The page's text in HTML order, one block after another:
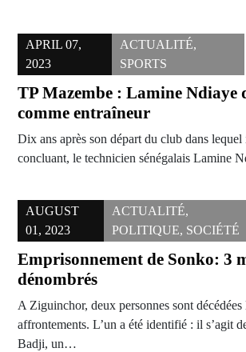
APRIL 07,
2023
ACTUALITÉ,
SPORTS
TP Mazembe : Lamine Ndiaye
comme entraîneur
Dix ans après son départ du club dans
concluant, le technicien sénégalais Lamine
AUGUST
01, 2023
ACTUALITÉ,
POLITIQUE, SOCIÉTÉ
Emprisonnement de Sonko: 3
dénombrés
A Ziguinchor, deux personnes sont décédées
affrontements. L’un a été identifié : il s’agit
Badji, un…